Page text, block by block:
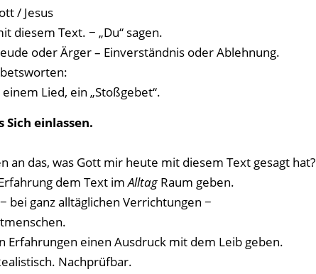
/ Jesus
diesem Text. − „Du“ sagen.
oder Ärger – Einverständnis oder Ablehnung.
Lied, ein „Stoßgebet“.
Sich einlassen.
an das, was Gott mir heute mit diesem Text gesagt hat?
dem Text imAlltag Raum geben.
bei ganz alltäglichen Verrichtungen −
Erfahrungen einen Ausdruck mit dem Leib geben.
Nachprüfbar.